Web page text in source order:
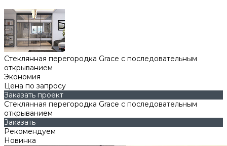
Стеклянная перегородка Grace с последовательным
открыванием
Экономия
Цена по запросу
Заказать проект
Стеклянная перегородка Grace с последовательным
открыванием
Заказать
Рекомендуем
Новинка